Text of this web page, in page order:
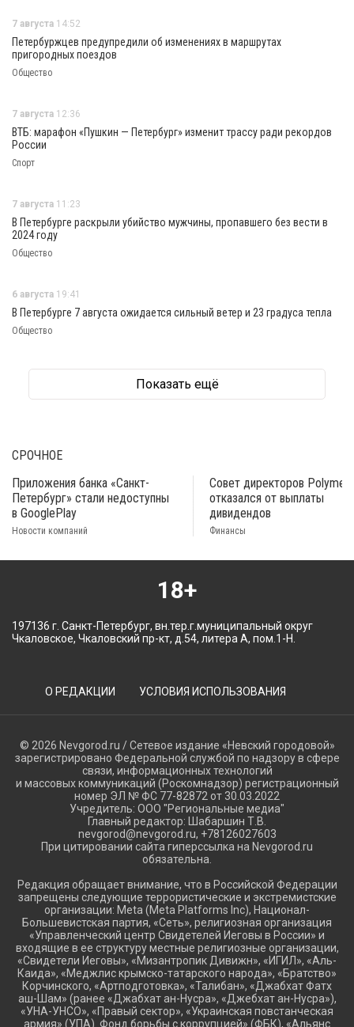
7 августа 14:52
Петербуржцев предупредили об изменениях в маршрутах
пригородных поездов
Общество
7 августа 12:36
ВТБ: марафон «Пушкин — Петербург» изменит трассу ради рекордов
России
Спорт
7 августа 11:23
В Петербурге раскрыли убийство мужчины, пропавшего без вести в
2024 году
Общество
6 августа 19:41
В Петербурге 7 августа ожидается сильный ветер и 23 градуса тепла
Общество
Показать ещё
СРОЧНОЕ
Приложения банка «Санкт-
Петербург» стали недоступны
в GooglePlay
Новости компаний
Совет директоров
отказался от выплаты
дивидендов
Финансы
18+
197136 г. Санкт-Петербург, вн.тер.г.муниципальный округ
Чкаловское, Чкаловский пр-кт, д.54, литера А, пом.1-Н.
О РЕДАКЦИИ УСЛОВИЯ ИСПОЛЬЗОВАНИЯ
© 2026 Nevgorod.ru / Сетевое издание «Невский городовой»
зарегистрировано Федеральной службой по надзору в сфере
связи, информационных технологий
и массовых коммуникаций (Роскомнадзор) регистрационный
номер ЭЛ № ФС 77-82872 от 30.03.2022
Учредитель: ООО "Региональные медиа"
Главный редактор: Шабаршин Т.В.
nevgorod@nevgorod.ru, +78126027603
При цитировании сайта гиперссылка на Nevgorod.ru
обязательна.
Редакция обращает внимание, что в Российской Федерации
запрещены следующие террористические и экстремистские
организации: Meta (Meta Platforms Inc), Национал-
Большевистская партия, «Сеть», религиозная организация
«Управленческий центр Свидетелей Иеговы в России» и
входящие в ее структуру местные религиозные организации,
«Свидетели Иеговы», «Мизантропик Дивижн», «ИГИЛ», «Аль-
Каида», «Меджлис крымско-татарского народа», «Братство»
Корчинского, «Артподготовка», «Талибан», «Джабхат Фатх
аш-Шам» (ранее «Джабхат ан-Нусра», «Джебхат ан-Нусра»),
«УНА-УНСО», «Правый сектор», «Украинская повстанческая
армия» (УПА). Фонд борьбы с коррупцией» (ФБК), «Альянс